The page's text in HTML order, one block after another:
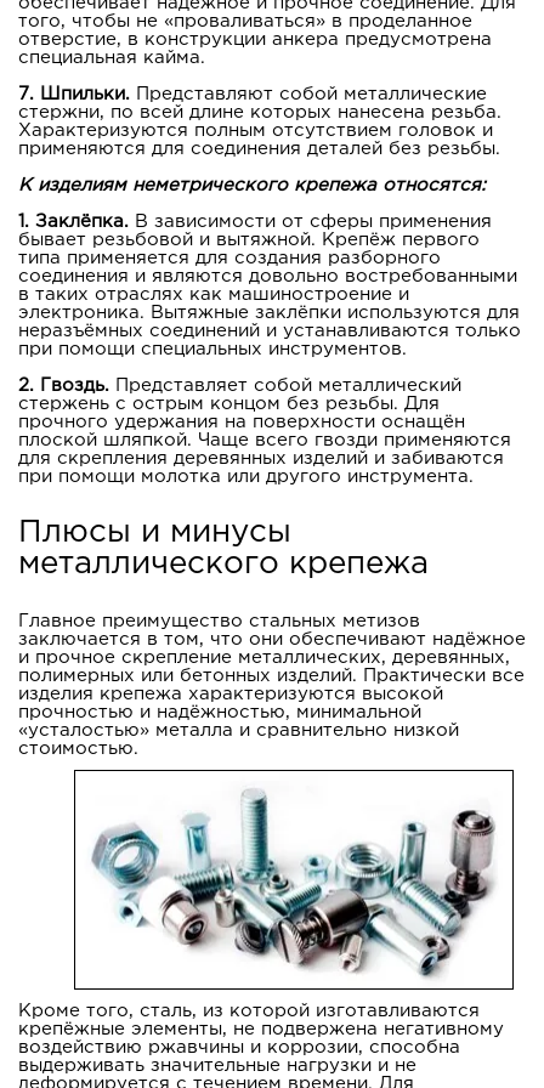
того, чтобы не «проваливаться» в проделанное
отверстие, в конструкции анкера предусмотрена
специальная кайма.
7. Шпильки. Представляют собой металлические
стержни, по всей длине которых нанесена резьба.
Характеризуются полным отсутствием головок и
применяются для соединения деталей без резьбы.
К изделиям неметрического крепежа относятся:
1. Заклёпка. В зависимости от сферы применения
бывает резьбовой и вытяжной. Крепёж первого
типа применяется для создания разборного
соединения и являются довольно востребованными
в таких отраслях как машиностроение и
электроника. Вытяжные заклёпки используются для
неразъёмных соединений и устанавливаются только
при помощи специальных инструментов.
2. Гвоздь. Представляет собой металлический
стержень с острым концом без резьбы. Для
прочного удержания на поверхности оснащён
плоской шляпкой. Чаще всего гвозди применяются
для скрепления деревянных изделий и забиваются
при помощи молотка или другого инструмента.
Плюсы и минусы
металлического крепежа
Главное преимущество стальных метизов
заключается в том, что они обеспечивают надёжное
и прочное скрепление металлических, деревянных,
полимерных или бетонных изделий. Практически все
изделия крепежа характеризуются высокой
прочностью и надёжностью, минимальной
«усталостью» металла и сравнительно низкой
стоимостью.
Кроме того, сталь, из которой изготавливаются
крепёжные элементы, не подвержена негативному
воздействию ржавчины и коррозии, способна
выдерживать значительные нагрузки и не
деформируется с течением времени. Для